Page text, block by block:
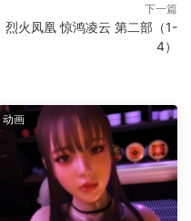
下一篇
烈火凤凰 惊鸿凌云 第二部（1-
4）
动画